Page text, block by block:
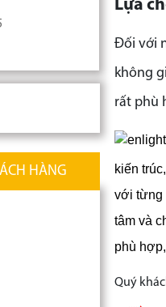
HÀNG
Lựa
Đối với
không
rất phù
kiến
với từng
tâm và
phù
Quý